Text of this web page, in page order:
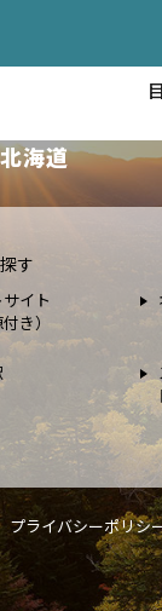
海道
す
イト
き）
プライバシーポリシ